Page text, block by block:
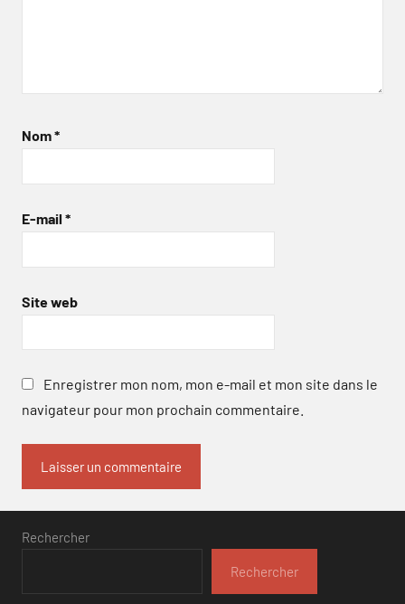
Nom*
E-mail *
Site web
Enregistrer mon nom, mon e-mail et mon site dans le
navigateur pour mon prochain commentaire.
Rechercher
Rechercher